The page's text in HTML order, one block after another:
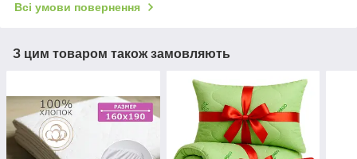
Всі умови повернення
З цим товаром також замовляють